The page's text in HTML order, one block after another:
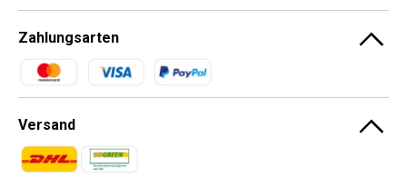
Zahlungsarten
Zahlungsmethoden
Versand
Zahlungsmethoden